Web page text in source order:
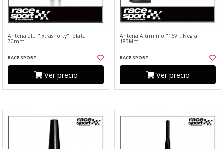
Antena alu " xtrashorty". plata
70mm
RACE SPORT
Ver precio
Antena Aluminio "16V". Negra
185Mm
RACE SPORT
Ver precio